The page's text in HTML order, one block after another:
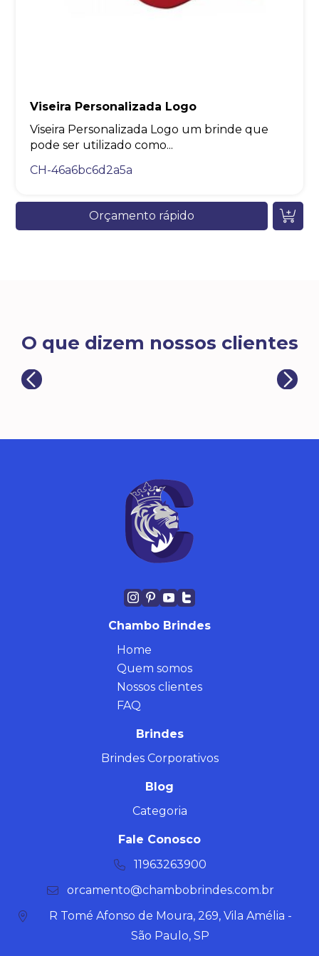
Viseira Personalizada Logo
Viseira Personalizada Logo um brinde que
pode ser utilizado como...
CH-46a6bc6d2a5a
Orçamento rápido
O que dizem nossos clientes
Chambo Brindes
Home
Quem somos
Nossos clientes
FAQ
Brindes
Brindes Corporativos
Blog
Categoria
Fale Conosco
11963263900
orcamento@chambobrindes.com.br
R Tomé Afonso de Moura, 269, Vila Amélia -
São Paulo, SP